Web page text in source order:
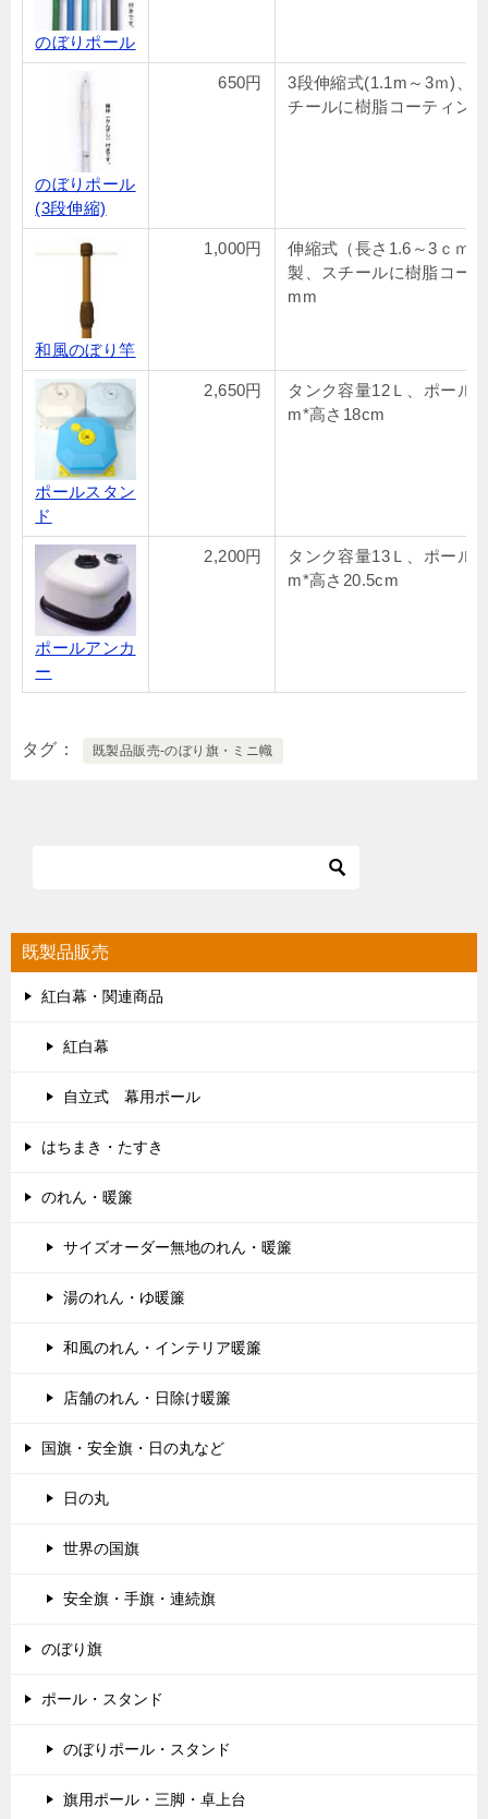
のぼりポール
のぼりポール
(3段伸縮)
650円
3段伸縮式(1.1m～3ｍ)、
チールに樹脂コーティン
和風のぼり竿
1,000円
伸縮式（長さ1.6～3ｃｍ
製、スチールに樹脂コー
mm
ポールスタン
ド
2,650円
タンク容量12Ｌ、ポール
m*高さ18cm
ポールアンカ
ー
2,200円
タンク容量13Ｌ、ポール
m*高さ20.5cm
タグ 既製品販売-のぼり旗・ミニ幟
既製品販売
紅白幕・関連商品
紅白幕
自立式 幕用ポール
はちまき・たすき
のれん・暖簾
サイズオーダー無地のれん・暖簾
湯のれん・ゆ暖簾
和風のれん・インテリア暖簾
店舗のれん・日除け暖簾
国旗・安全旗・日の丸など
日の丸
世界の国旗
安全旗・手旗・連続旗
のぼり旗
ポール・スタンド
のぼりポール・スタンド
旗用ポール・三脚・卓上台